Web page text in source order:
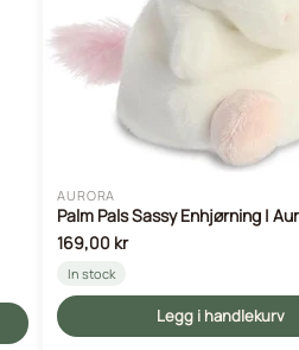
AURORA
Palm Pals Sassy Enhjørning |
169,00 kr
In stock
Legg i handlekurv